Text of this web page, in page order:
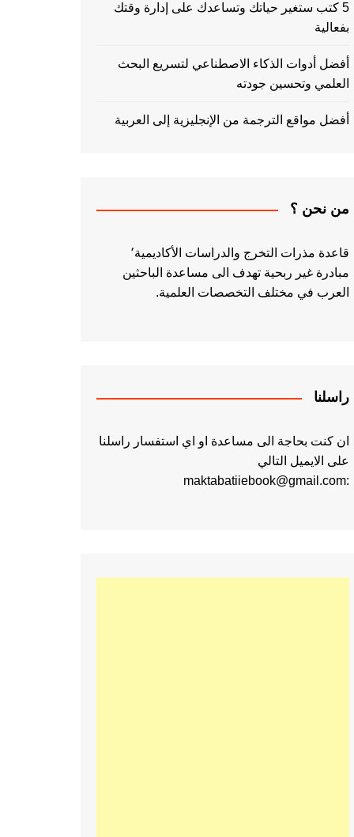
5 كتب ستغير حياتك وتساعدك على إدارة وقتك
بفعالية
أفضل أدوات الذكاء الاصطناعي لتسريع البحث
العلمي وتحسين جودته
أفضل مواقع الترجمة من الإنجليزية إلى العربية
من نحن ؟
قاعدة مذرات التخرج والدراسات الأكاديمية٬
مبادرة غير ربحية تهدف الى مساعدة الباحثين
العرب في مختلف التخصصات العلمية.
راسلنا
ان كنت بحاجة الى مساعدة او اي استفسار راسلنا
على الايميل التالي
:maktabatiiebook@gmail.com